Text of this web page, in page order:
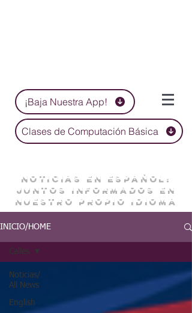
¡Baja Nuestra App!
Clases de Computación Básica
NOTICIAS EN ESPAÑOL:
JUNTOS INFORMADOS EN
NUESTRO PROPIO IDIOMA
INICIO/HOME
Noticias/
All News
English
Calles